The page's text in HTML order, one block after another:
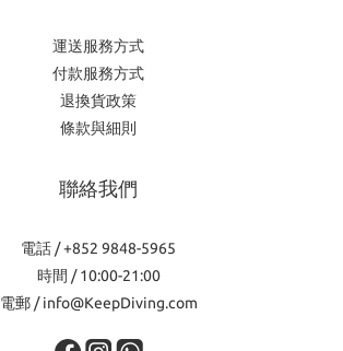
運送服務方式
付款服務方式
退換貨政策
條款與細則
聯絡我們
電話 / +852 9848-5965
時間 / 10:00-21:00
電郵 / info@KeepDiving.com